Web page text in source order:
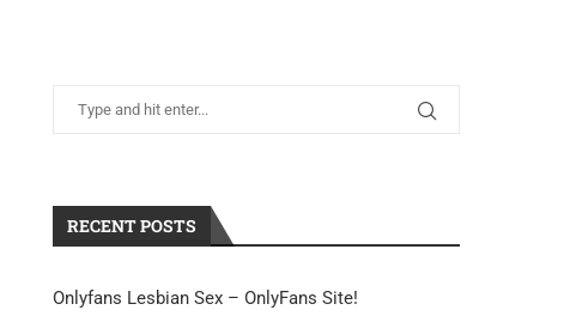
RECENT POSTS
Onlyfans Lesbian Sex – OnlyFans Site!